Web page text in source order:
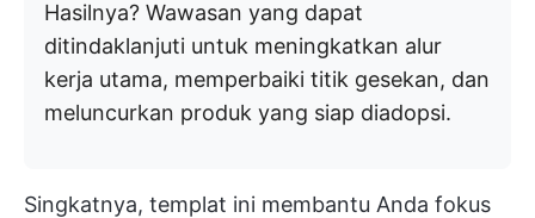
Hasilnya? Wawasan yang dapat
ditindaklanjuti untuk meningkatkan alur
kerja utama, memperbaiki titik gesekan, dan
meluncurkan produk yang siap diadopsi.
Singkatnya, templat ini membantu Anda fokus